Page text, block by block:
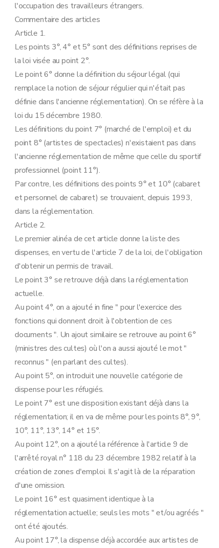
Chapitre X Mécanisme d'adaptation des montants de rémunération
Art.37
Chapitre X
Art.
Art. 37/1
Art.
Chapitre XI (Dispositions temporaires, transitoires et finales.) (AR 2004-04-12/32, art. 1, ED : 01-05-2004)
Art. 38
Art. 38
bis
Art. 38ter
Art. 38quater
Art. 38quinquies
Art. 38sexies
Art. 38septies
Art. 38octies
Art. 39
Art. 40
Art. 41
Annexe
Annexe
l'occupation des travailleurs étrangers.
Commentaire des articles
Article 1.
Les points 3°, 4° et 5° sont des définitions reprises de
la loi visée au point 2°.
Le point 6° donne la définition du séjour légal (qui
remplace la notion de séjour régulier qui n'était pas
définie dans l'ancienne réglementation). On se réfère à la
loi du 15 décembre 1980.
Les définitions du point 7° (marché de l'emploi) et du
point 8° (artistes de spectacles) n'existaient pas dans
l'ancienne réglementation de même que celle du sportif
professionnel (point 11°).
Par contre, les définitions des points 9° et 10° (cabaret
et personnel de cabaret) se trouvaient, depuis 1993,
dans la réglementation.
Article 2.
Le premier alinéa de cet article donne la liste des
dispenses, en vertu de l'article 7 de la loi, de l'obligation
d'obtenir un permis de travail.
Le point 3° se retrouve déjà dans la réglementation
actuelle.
Au point 4°, on a ajouté in fine " pour l'exercice des
fonctions qui donnent droit à l'obtention de ces
documents ". Un ajout similaire se retrouve au point 6°
(ministres des cultes) où l'on a aussi ajouté le mot "
reconnus " (en parlant des cultes).
Au point 5°, on introduit une nouvelle catégorie de
dispense pour les réfugiés.
Le point 7° est une disposition existant déjà dans la
réglementation; il en va de même pour les points 8°, 9°,
10°, 11°, 13°, 14° et 15°.
Au point 12°, on a ajouté la référence à l'article 9 de
l'arrêté royal n° 118 du 23 décembre 1982 relatif à la
création de zones d'emploi. Il s'agit là de la réparation
d'une omission.
Le point 16° est quasiment identique à la
réglementation actuelle; seuls les mots " et/ou agréés "
ont été ajoutés.
Au point 17°, la dispense déjà accordée aux artistes de